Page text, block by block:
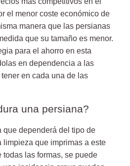
el menor coste económico de
manera que las persianas
que su tamaño es menor.
para el ahorro en esta
en dependencia a las
en cada una de las
una persiana?
que dependerá del tipo de
limpieza que imprimas a este
las formas, se puede